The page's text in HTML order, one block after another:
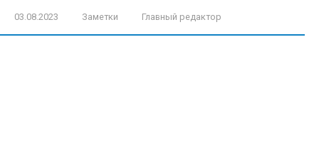
03.08.2023 Заметки Главный редактор